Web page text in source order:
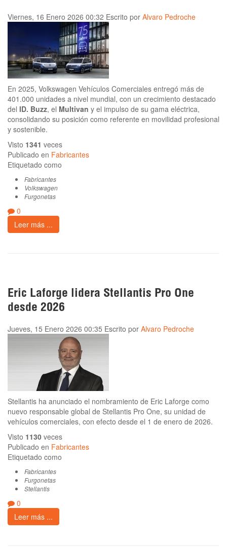
Viernes, 16 Enero 2026 00:32 Escrito por Alvaro Pedroche
En 2025, Volkswagen Vehículos Comerciales entregó más de
401.000 unidades a nivel mundial, con un crecimiento destacado
del ID. Buzz, el Multivan y el impulso de su gama eléctrica,
consolidando su posición como referente en movilidad profesional
y sostenible.
Visto 1341 veces
Publicado en Fabricantes
Etiquetado como
Fabricantes
Volkswagen
Furgonetas
0
Leer más ...
Eric Laforge lidera Stellantis Pro One
desde 2026
Jueves, 15 Enero 2026 00:35 Escrito por Alvaro Pedroche
Stellantis ha anunciado el nombramiento de Eric Laforge como
nuevo responsable global de Stellantis Pro One, su unidad de
vehículos comerciales, con efecto desde el 1 de enero de 2026.
Visto 1130 veces
Publicado en Fabricantes
Etiquetado como
Fabricantes
Furgonetas
Stellantis
0
Leer más ...